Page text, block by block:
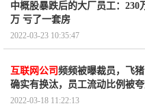
中概股暴跌后的大厂员工：230
万 亏了一套房
2022-03-23 10:35:47
互联网公司 频频被曝裁员，飞猪
确实有换汰，员工流动比例被
2022-03-18 11:22:13